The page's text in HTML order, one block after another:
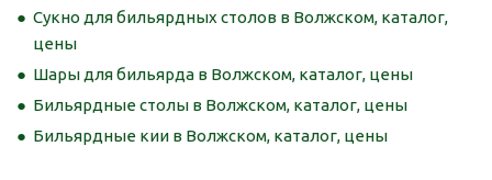
Сукно для бильярдных столов в Волжском, каталог,
цены
Шары для бильярда в Волжском, каталог, цены
Бильярдные столы в Волжском, каталог, цены
Бильярдные кии в Волжском, каталог, цены